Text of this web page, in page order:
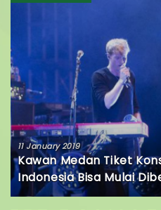
11 January 2019
Kawan Medan Tiket
Indonesia Bisa Mulai